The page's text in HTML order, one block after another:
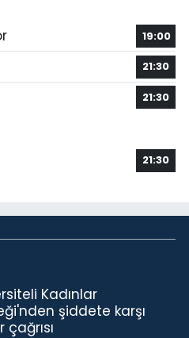
19:00
21:30
21:30
21:30
Kadınlar
şiddete karşı